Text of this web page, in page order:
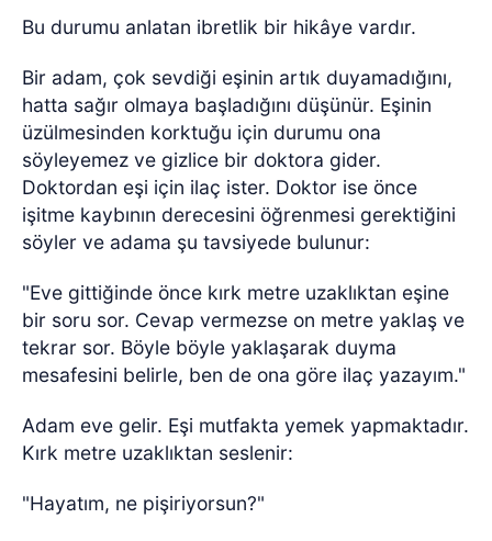
Bu durumu anlatan ibretlik bir hikâye vardır.
Bir adam, çok sevdiği eşinin artık duyamadığını,
hatta sağır olmaya başladığını düşünür. Eşinin
üzülmesinden korktuğu için durumu ona
söyleyemez ve gizlice bir doktora gider.
Doktordan eşi için ilaç ister. Doktor ise önce
işitme kaybının derecesini öğrenmesi gerektiğini
söyler ve adama şu tavsiyede bulunur:
"Eve gittiğinde önce kırk metre uzaklıktan eşine
bir soru sor. Cevap vermezse on metre yaklaş ve
tekrar sor. Böyle böyle yaklaşarak duyma
mesafesini belirle, ben de ona göre ilaç yazayım."
Adam eve gelir. Eşi mutfakta yemek yapmaktadır.
Kırk metre uzaklıktan seslenir:
"Hayatım, ne pişiriyorsun?"